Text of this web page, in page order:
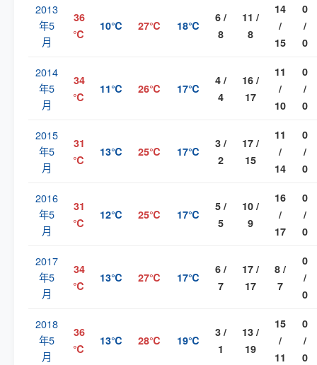
2013
年5
月
36
℃
10℃ 27℃ 18℃
6 /
8
11 /
8
14
/
15
0
/
0
2014
年5
月
34
℃
11℃ 26℃ 17℃
4 /
4
16 /
17
11
/
10
0
/
0
2015
年5
月
31
℃
13℃ 25℃ 17℃
3 /
2
17 /
15
11
/
14
0
/
0
2016
年5
月
31
℃
12℃ 25℃ 17℃
5 /
5
10 /
9
16
/
17
0
/
0
2017
年5
月
34
℃
13℃ 27℃ 17℃
6 /
7
17 /
17
8 /
7
0
/
0
2018
年5
月
36
℃
13℃ 28℃ 19℃
3 /
1
13 /
19
15
/
11
0
/
0